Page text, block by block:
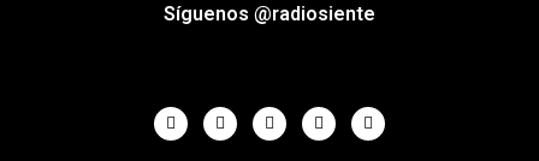
Síguenos @radiosiente